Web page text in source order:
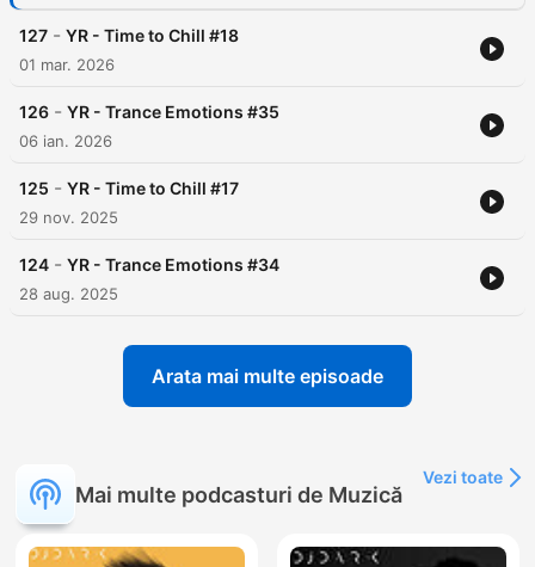
127 - YR - Time to Chill #18
01 mar. 2026
126 - YR - Trance Emotions #35
06 ian. 2026
125 - YR - Time to Chill #17
29 nov. 2025
124 - YR - Trance Emotions #34
28 aug. 2025
Arata mai multe episoade
Mai multe podcasturi de Muzică
Vezi toate